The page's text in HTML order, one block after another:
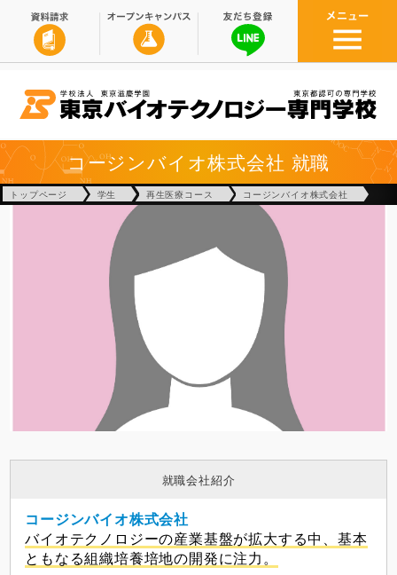
コージンバイオ株式会社 就職
トップページ 学生 再生医療コース コージンバイオ株式会社
就職会社紹介
コージンバイオ株式会社
バイオテクノロジーの産業基盤が拡大する中、基本
ともなる組織培養培地の開発に注力。